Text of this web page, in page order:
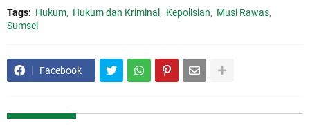
Tags: Hukum Hukum dan Kriminal Kepolisian
Musi Rawas
Sumsel
Facebook